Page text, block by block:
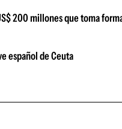
200 millones que toma
español de Ceuta